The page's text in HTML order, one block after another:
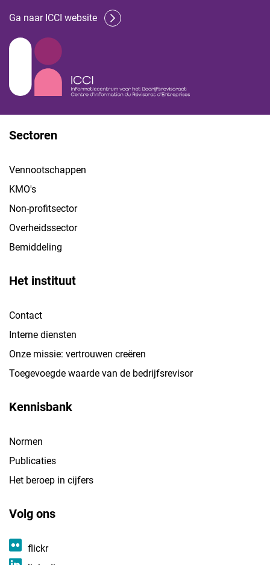
Ga naar ICCI website
Sectoren
Vennootschappen
KMO's
Non-profitsector
Overheidssector
Bemiddeling
Het instituut
Contact
Interne diensten
Onze missie: vertrouwen creëren
Toegevoegde waarde van de bedrijfsrevisor
Kennisbank
Normen
Publicaties
Het beroep in cijfers
Volg ons
flickr